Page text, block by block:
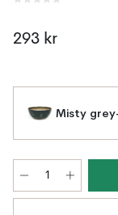
293 kr
Misty